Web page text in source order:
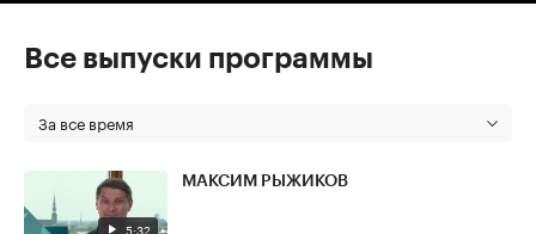
Все выпуски программы
За все время
5:32
МАКСИМ РЫЖИКОВ